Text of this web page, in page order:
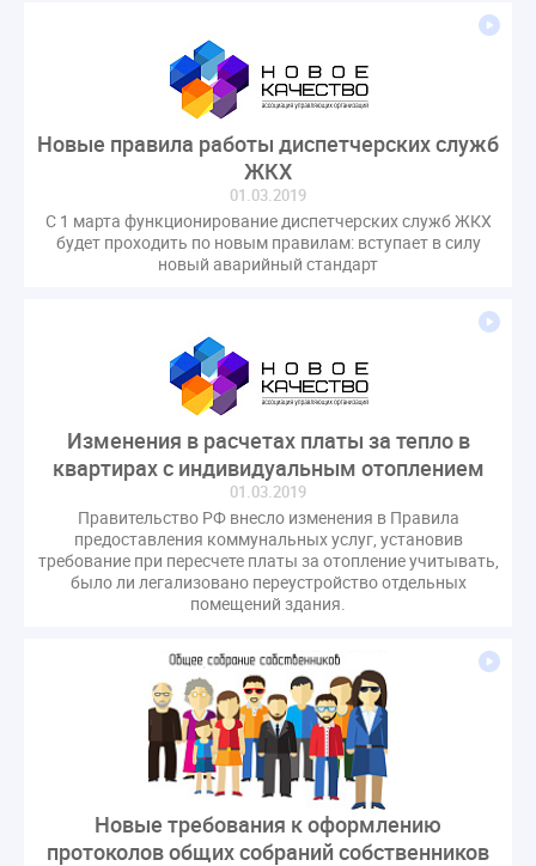
управляющие компании
МКД
Экспертное мнение
капремонт Вебинар
Малахов Конференция
Обсуждение
Пени за ЖКУ
Постановление Правительства РФ
Новое качество
ОСС
Правила
задолженность граждан
ГОСТ
Мероприятия
Персональные данные
Приказ
Сергей Пахомов
ЭкспертЖКХ
договор управления МКД
лицензия
управляющая компания
Интервью
УК
государственная дума
обращение
общее имущество
провайдеры
проверки ЖКХ
саморегулирование
управляющие организации
Альберт Короленко
Стандарты и качество
встреча
налоговая реформа
общее собрание собственников
ответственность
перерасчет платы
тарифы
штраф
ВОК
Всероссийское совещание
ГД
Госсовет
Новые правила работы диспетчерских служб
ЖКХ
01.03.2019
С 1 марта функционирование диспетчерских служб ЖКХ
будет проходить по новым правилам: вступает в силу
новый аварийный стандарт
Изменения в расчетах платы за тепло в
квартирах с индивидуальным отоплением
01.03.2019
Правительство РФ внесло изменения в Правила
предоставления коммунальных услуг, установив
требование при пересчете платы за отопление учитывать,
было ли легализовано переустройство отдельных
помещений здания.
Новые требования к оформлению
протоколов общих собраний собственников